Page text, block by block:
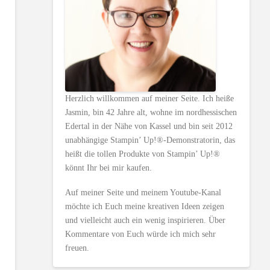
Herzlich willkommen auf meiner Seite. Ich heiße
Jasmin, bin 42 Jahre alt, wohne im nordhessischen
Edertal in der Nähe von Kassel und bin seit 2012
unabhängige Stampin’ Up!®-Demonstratorin, das
heißt die tollen Produkte von Stampin’ Up!®
könnt Ihr bei mir kaufen.
Auf meiner Seite und meinem Youtube-Kanal
möchte ich Euch meine kreativen Ideen zeigen
und vielleicht auch ein wenig inspirieren. Über
Kommentare von Euch würde ich mich sehr
freuen.